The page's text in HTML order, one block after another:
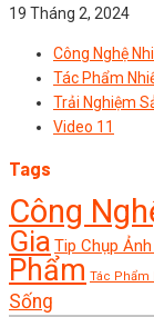
19 Tháng 2, 2024
Công Nghệ
Tác Phẩm
Trải Nghiệm
Video 11
Tags
Công
Gia Tip Chụp
Phẩm Tác Phẩm
Sống